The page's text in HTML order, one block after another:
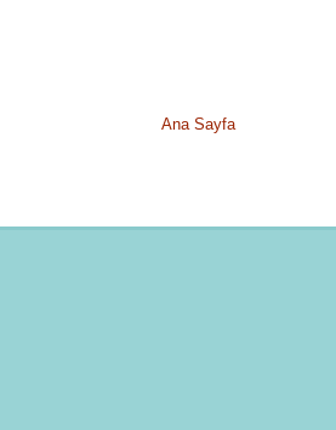
Ana Sayfa